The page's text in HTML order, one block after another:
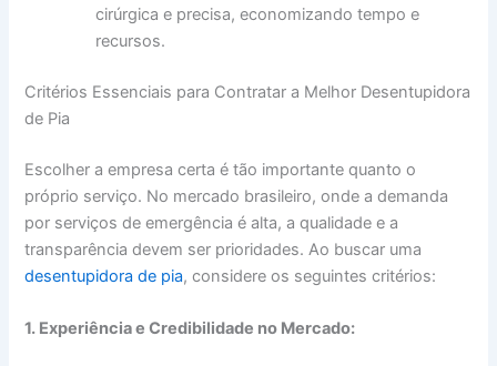
cirúrgica e precisa, economizando tempo e
recursos.
Critérios Essenciais para Contratar a Melhor Desentupidora
de Pia
Escolher a empresa certa é tão importante quanto o
próprio serviço. No mercado brasileiro, onde a demanda
por serviços de emergência é alta, a qualidade e a
transparência devem ser prioridades. Ao buscar uma
desentupidora de pia, considere os seguintes critérios:
1. Experiência e Credibilidade no Mercado: